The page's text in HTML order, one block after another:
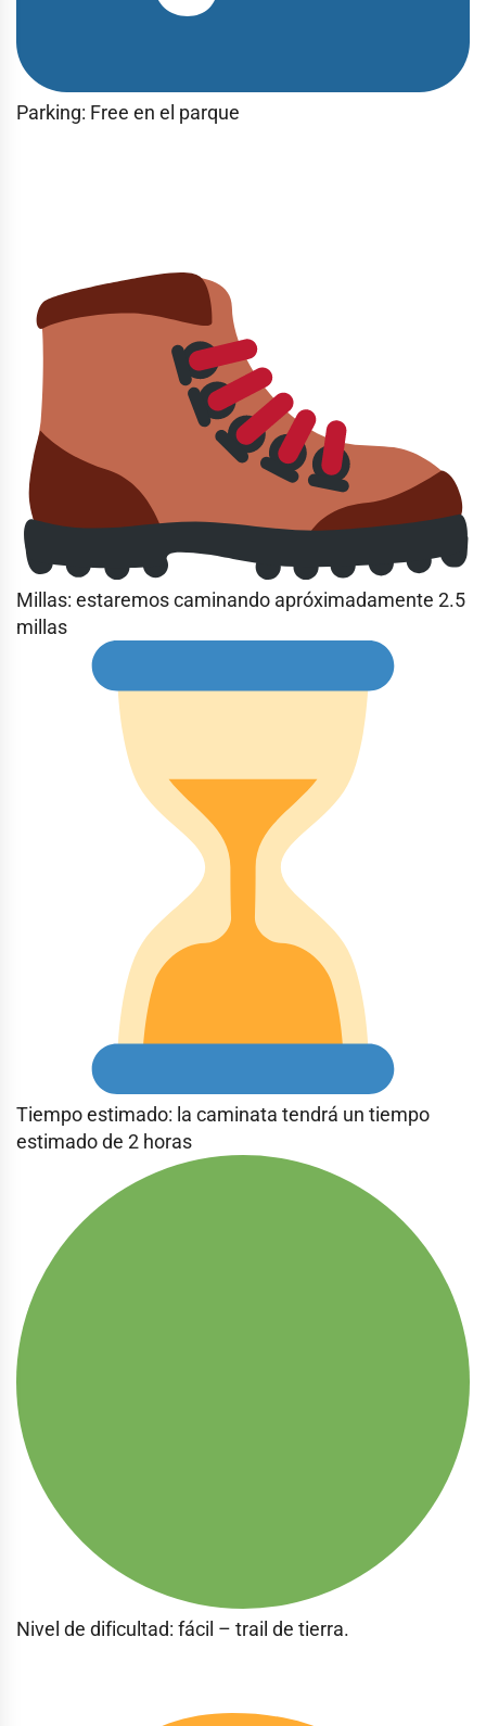
Parking: Free en el parque
Millas: estaremos caminando apróximadamente 2.5
millas
Tiempo estimado: la caminata tendrá un tiempo
estimado de 2 horas
Nivel de dificultad: fácil – trail de tierra.